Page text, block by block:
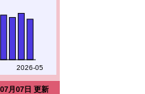
2026-05
月07日 更新